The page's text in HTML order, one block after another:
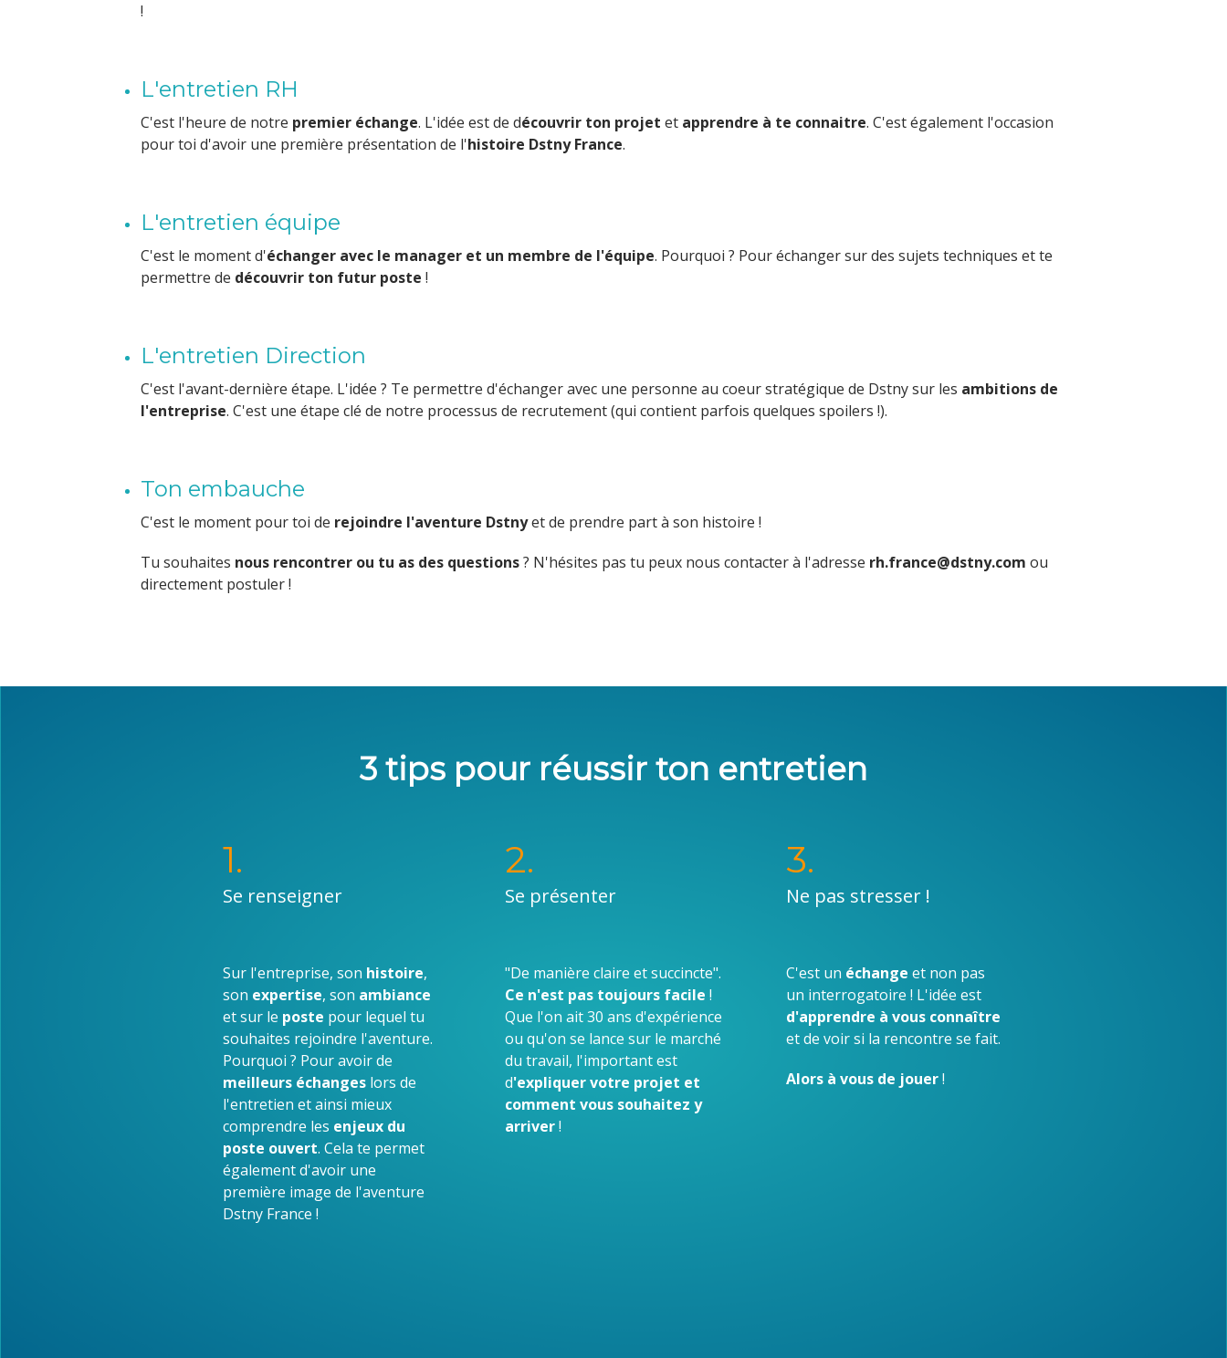
!
L'entretien RH
C'est l'heure de notre premier échange. L'idée est de découvrir ton projet et apprendre à te connaitre. C'est également l'occasion
pour toi d'avoir une première présentation de l'histoire Dstny France.
L'entretien équipe
C'est le moment d'échanger avec le manager et un membre de l'équipe. Pourquoi ? Pour échanger sur des sujets techniques et te
permettre de découvrir ton futur poste !
L'entretien Direction
C'est l'avant-dernière étape. L'idée ? Te permettre d'échanger avec une personne au coeur stratégique de Dstny sur les ambitions de
l'entreprise. C'est une étape clé de notre processus de recrutement (qui contient parfois quelques spoilers !).
Ton embauche
C'est le moment pour toi de rejoindre l'aventure Dstnyet de prendre part à son histoire !
Tu souhaites nous rencontrer ou tu as des questions? N'hésites pas tu peux nous contacter à l'adresse rh.france@dstny.com ou
directement postuler !
3 tips pour réussir ton entretien
1.
Se renseigner
Sur l'entreprise, son histoire,
son expertise, son ambiance
et sur le poste pour lequel tu
souhaites rejoindre l'aventure.
Pourquoi ? Pour avoir de
meilleurs échangeslors de
l'entretien et ainsi mieux
comprendre les enjeux du
poste ouvert. Cela te permet
également d'avoir une
première image de l'aventure
Dstny France !
2.
Se présenter
"De manière claire et succincte".
Ce n'est pas toujours facile !
Que l'on ait 30 ans d'expérience
ou qu'on se lance sur le marché
du travail, l'important est
d'expliquer votre projet et
comment vous souhaitez y
arriver!
3.
Ne pas stresser !
C'est un échange et non pas
un interrogatoire ! L'idée est
d'apprendre à vous connaître
et de voir si la rencontre se fait.
Alors à vous de jouer!